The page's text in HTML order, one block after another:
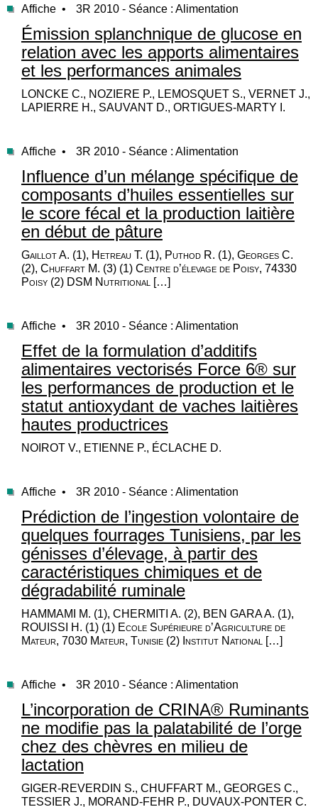
Affiche • 3R 2010 - Séance : Alimentation
Émission splanchnique de glucose en
relation avec les apports alimentaires
et les performances animales
LONCKE C., NOZIERE P., LEMOSQUET S., VERNET J.,
LAPIERRE H., SAUVANT D., ORTIGUES-MARTY I.
Affiche • 3R 2010 - Séance : Alimentation
Influence d’un mélange spécifique de
composants d’huiles essentielles sur
le score fécal et la production laitière
en début de pâture
Gaillot A. (1), Hetreau T. (1), Puthod R. (1), Georges C.
(2), Chuffart M. (3) (1) Centre d’élevage de Poisy, 74330
Poisy (2) DSM Nutritional […]
Affiche • 3R 2010 - Séance : Alimentation
Effet de la formulation d’additifs
alimentaires vectorisés Force 6® sur
les performances de production et le
statut antioxydant de vaches laitières
hautes productrices
NOIROT V., ETIENNE P., ÉCLACHE D.
Affiche • 3R 2010 - Séance : Alimentation
Prédiction de l’ingestion volontaire de
quelques fourrages Tunisiens, par les
génisses d’élevage, à partir des
caractéristiques chimiques et de
dégradabilité ruminale
HAMMAMI M. (1), CHERMITI A. (2), BEN GARA A. (1),
ROUISSI H. (1) (1) Ecole Supérieure d’Agriculture de
Mateur, 7030 Mateur, Tunisie (2) Institut National […]
Affiche • 3R 2010 - Séance : Alimentation
L’incorporation de CRINA® Ruminants
ne modifie pas la palatabilité de l’orge
chez des chèvres en milieu de
lactation
GIGER-REVERDIN S., CHUFFART M., GEORGES C.,
TESSIER J., MORAND-FEHR P., DUVAUX-PONTER C.